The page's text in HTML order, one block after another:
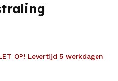
OP! Levertijd 5 werkdagen